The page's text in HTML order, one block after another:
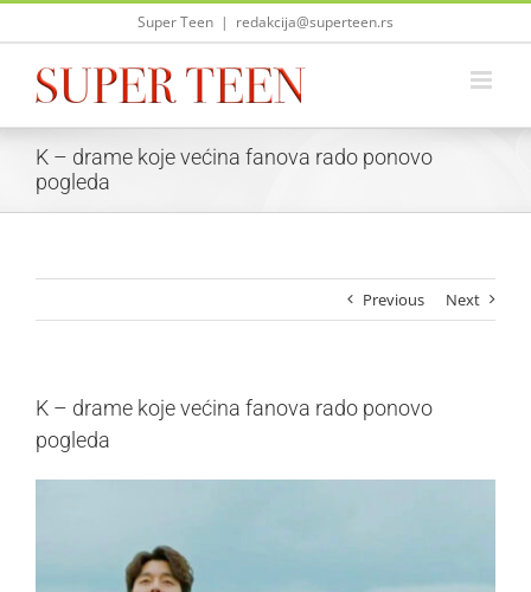
Skip
Super Teen | redakcija@superteen.rs
K – drame koje većina fanova rado ponovo
pogleda
Previous Next
K – drame koje većina fanova rado ponovo
pogleda